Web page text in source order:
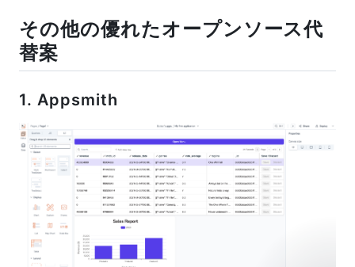
その他の優れたオープンソース代
替案
1. Appsmith